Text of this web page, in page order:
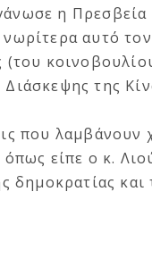
η Πρεσβεία
αυτό
της
που
είπε ο κ.
δημοκρατίας